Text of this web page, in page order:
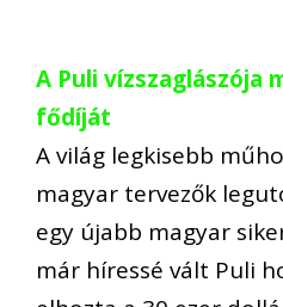
A Puli vízszaglászója
fődíját
A világ legkisebb
magyar tervezők
egy újabb magyar
már híressé vált Puli